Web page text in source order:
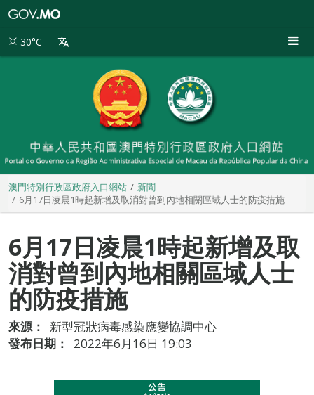
別
30°C
澳門特別行政區政府入口網站
新聞
6月17日凌晨1時起新增及取消對曾到內地相關區域人士的防疫措施
6月17日凌晨1時起新增及取
消對曾到內地相關區域人士
的防疫措施
來源：
新型冠狀病毒感染應變協調中心
發布日期：
2022年6月16日 19:03